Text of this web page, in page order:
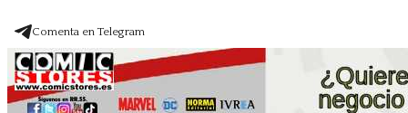
Comenta en Telegram